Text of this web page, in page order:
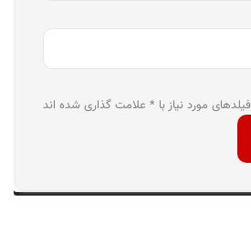
فیلدهای مورد نیاز با * علامت گذاری شده اند